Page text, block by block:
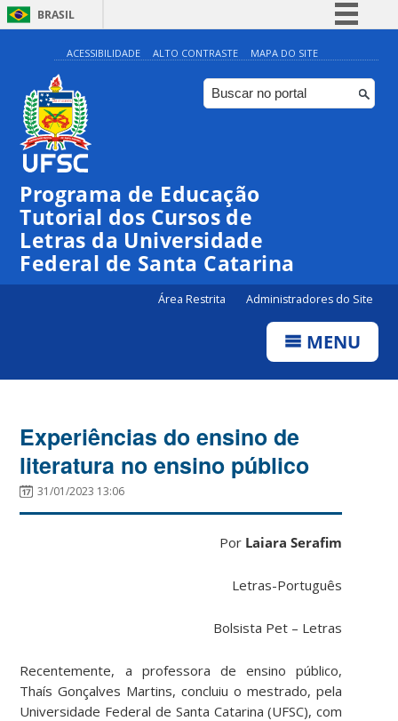
BRASIL
Simplifique!
Comunica BR
Participe
ACESSIBILIDADE ALTO CONTRASTE MAPA DO SITE
Programa de Educação
Tutorial dos Cursos de
Letras da Universidade
Federal de Santa Catarina
Área Restrita Administradores do Site
MENU
Experiências do ensino de
literatura no ensino público
31/01/2023 13:06
Por Laiara Serafim
Letras-Português
Bolsista Pet – Letras
Recentemente, a professora de ensino público,
Thaís Gonçalves Martins, concluiu o mestrado, pela
Universidade Federal de Santa Catarina (UFSC), com